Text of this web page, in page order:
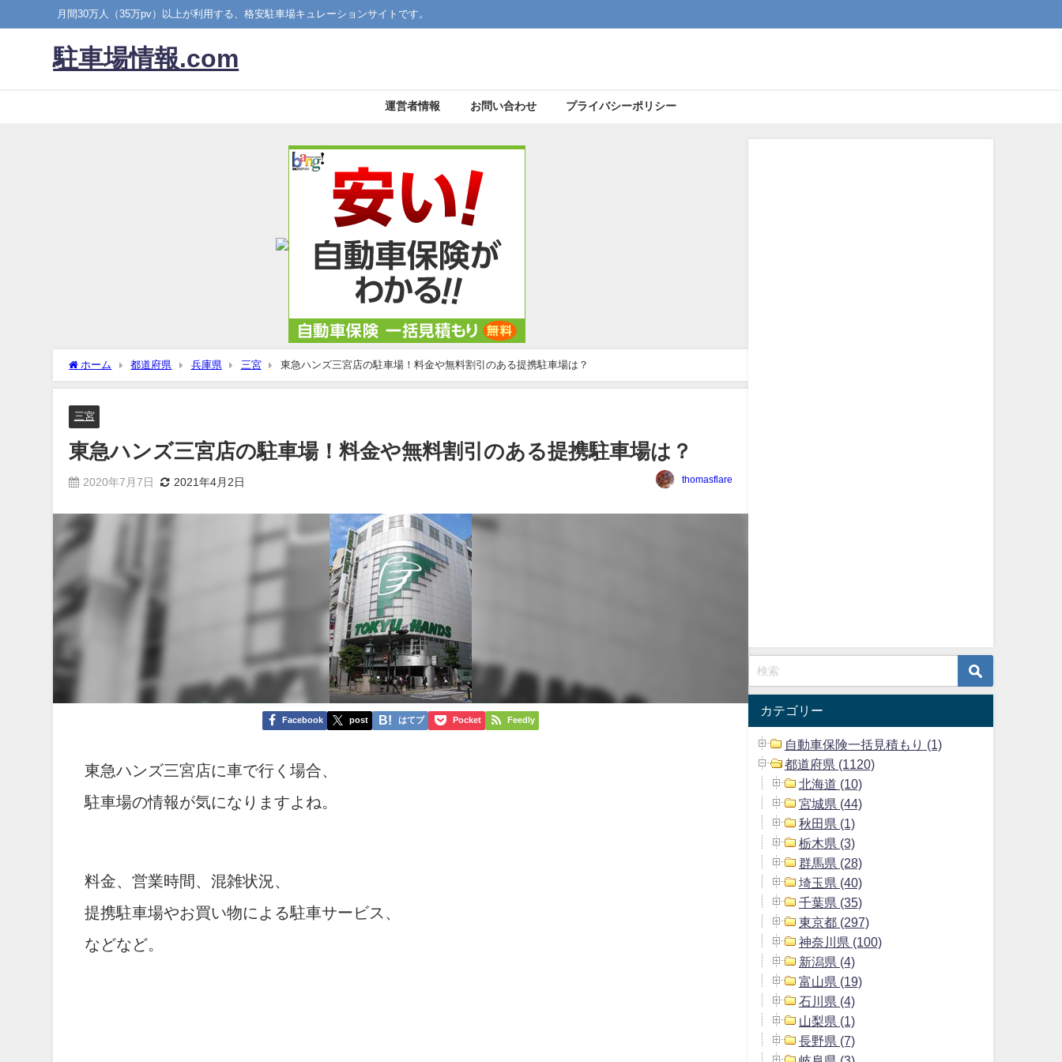
月間30万人（35万pv）以上が利用する、格安駐車場キュレーションサイトです。
駐車場情報.com
運営者情報 お問い合わせ プライバシーポリシー
ホーム 都道府県 兵庫県 三宮 東急ハンズ三宮店の駐車場！料金や無料割引のある提携駐車場は？
三宮
東急ハンズ三宮店の駐車場！料金や無料割引のある提携駐車場は？
2020年7月7日 2021年4月2日 thomasflare
Facebook post はてブ Pocket Feedly
東急ハンズ三宮店に車で行く場合、
駐車場の情報が気になりますよね。
料金、営業時間、混雑状況、
提携駐車場やお買い物による駐車サービス、
などなど。
カテゴリー
自動車保険一括見積もり (1)
都道府県 (1120)
北海道 (10)
宮城県 (44)
秋田県 (1)
栃木県 (3)
群馬県 (28)
埼玉県 (40)
千葉県 (35)
東京都 (297)
神奈川県 (100)
新潟県 (4)
富山県 (19)
石川県 (4)
山梨県 (1)
長野県 (7)